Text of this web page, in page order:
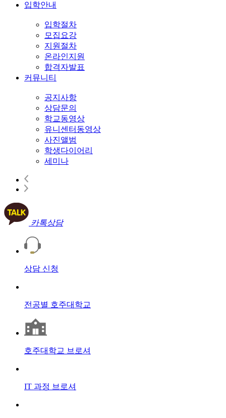
입학안내
입학절차
모집요강
지원절차
온라인지원
합격자발표
커뮤니티
공지사항
상담문의
학교동영상
유니센터동영상
사진앨범
학생다이어리
세미나
카톡상담
상담 신청
전공별 호주대학교
호주대학교 브로셔
IT 과정 브로셔